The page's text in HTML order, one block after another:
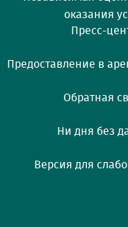
оказания
Пресс-
Предоставление в
Обратная
Ни дня без
Версия для